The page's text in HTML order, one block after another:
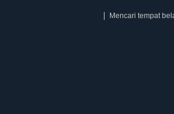
Mencari tempat